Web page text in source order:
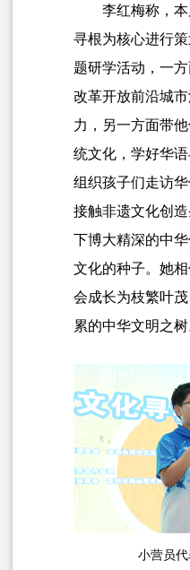
李红梅称，
寻根为核心进行
题研学活动，一
改革开放前沿城
力，另一方面带
统文化，学好华
组织孩子们走访
接触非遗文化创
下博大精深的中
文化的种子。她
会成长为枝繁叶
累的中华文明之树
小营员